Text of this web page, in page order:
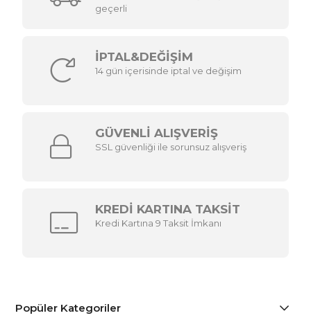
geçerli
İPTAL&DEĞİŞİM
14 gün içerisinde iptal ve değişim
GÜVENLİ ALIŞVERİŞ
SSL güvenliği ile sorunsuz alışveriş
KREDİ KARTINA TAKSİT
Kredi Kartına 9 Taksit İmkanı
Popüler Kategoriler